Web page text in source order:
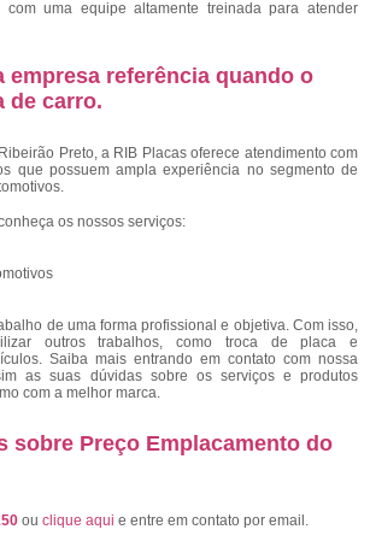
com uma equipe altamente treinada para atender
empresa referência quando o
de carro.
Preto, a RIB Placas oferece atendimento com
que possuem ampla experiência no segmento de
os nossos serviços:
de uma forma profissional e objetiva. Com isso,
outros trabalhos, como troca de placa e
Saiba mais entrando em contato com nossa
as suas dúvidas sobre os serviços e produtos
com a melhor marca.
sobre Preço Emplacamento do
ou clique aqui e entre em contato por email.